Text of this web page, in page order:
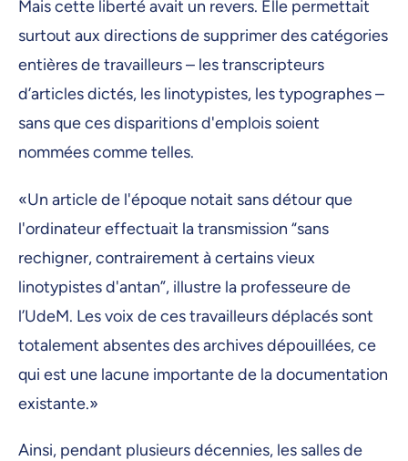
Mais cette liberté avait un revers. Elle permettait
surtout aux directions de supprimer des catégories
entières de travailleurs – les transcripteurs
d’articles dictés, les linotypistes, les typographes –
sans que ces disparitions d'emplois soient
nommées comme telles.
«Un article de l'époque notait sans détour que
l'ordinateur effectuait la transmission “sans
rechigner, contrairement à certains vieux
linotypistes d'antan”, illustre la professeure de
l’UdeM. Les voix de ces travailleurs déplacés sont
totalement absentes des archives dépouillées, ce
qui est une lacune importante de la documentation
existante.»
Ainsi, pendant plusieurs décennies, les salles de